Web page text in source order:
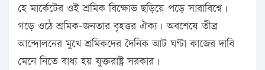
হে মার্কেটের ওই শ্রমিক বিক্ষোভ ছড়িয়ে পড়ে সারাবিশ্বে।
গড়ে ওঠে শ্রমিক-জনতার বৃহত্তর ঐক্য। অবশেষে তীব্র
আন্দোলনের মুখে শ্রমিকদের দৈনিক আট ঘণ্টা কাজের দাবি
মেনে নিতে বাধ্য হয় যুক্তরাষ্ট্র সরকার।